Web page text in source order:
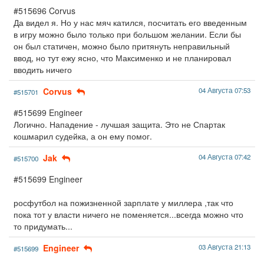
#515696 Corvus
Да видел я. Но у нас мяч катился, посчитать его введенным
в игру можно было только при большом желании. Если бы
он был статичен, можно было притянуть неправильный
ввод, но тут ежу ясно, что Максименко и не планировал
вводить ничего
#515701 Corvus 04 Августа 07:53
#515699 Engineer
Логично. Нападение - лучшая защита. Это не Спартак
кошмарил судейка, а он ему помог.
#515700 Jak 04 Августа 07:42
#515699 Engineer
росфутбол на пожизненной зарплате у миллера ,так что
пока тот у власти ничего не поменяется...всегда можно что
то придумать...
#515699 Engineer 03 Августа 21:13